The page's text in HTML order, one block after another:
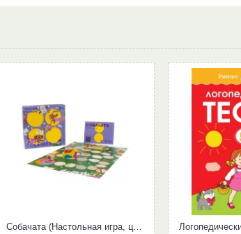
Собачата (Настольная игра, цвет фиолетовый, желтый)